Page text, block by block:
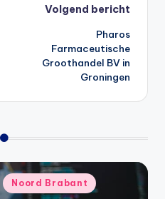
Volgend bericht
Pharos
Farmaceutische
Groothandel BV in
Groningen
Noord Brabant